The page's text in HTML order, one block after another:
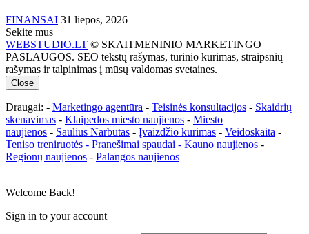
FINANSAI 31 liepos, 2026
Sekite mus
WEBSTUDIO.LT © SKAITMENINIO MARKETINGO
PASLAUGOS. SEO tekstų rašymas, turinio kūrimas, straipsnių
rašymas ir talpinimas į mūsų valdomas svetaines.
Close
Draugai: - Marketingo agentūra - Teisinės konsultacijos - Skaidrių
skenavimas - Klaipedos miesto naujienos - Miesto
naujienos - Saulius Narbutas - Įvaizdžio kūrimas - Veidoskaita -
Teniso treniruotės - Pranešimai spaudai - Kauno naujienos -
Regionų naujienos - Palangos naujienos
Welcome Back!
Sign in to your account